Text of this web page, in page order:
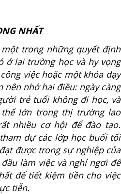
NHẤT
trong những quyết định
ở lại trường học và hy vọng
việc hoặc một khóa dạy
nên nhớ hai điều: ngày càng
trẻ tuổi không đi học, và
lớn trong thị trường lao
nhiều cơ hội để đào tạo.
dự các lớp học buổi tối
được trong sự nghiệp của
làm việc và nghỉ ngơi để
để tiết kiệm tiền cho việc
tiễn.